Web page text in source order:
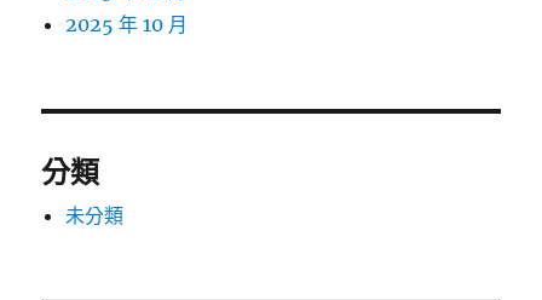
2025 年 10 月
分類
未分類